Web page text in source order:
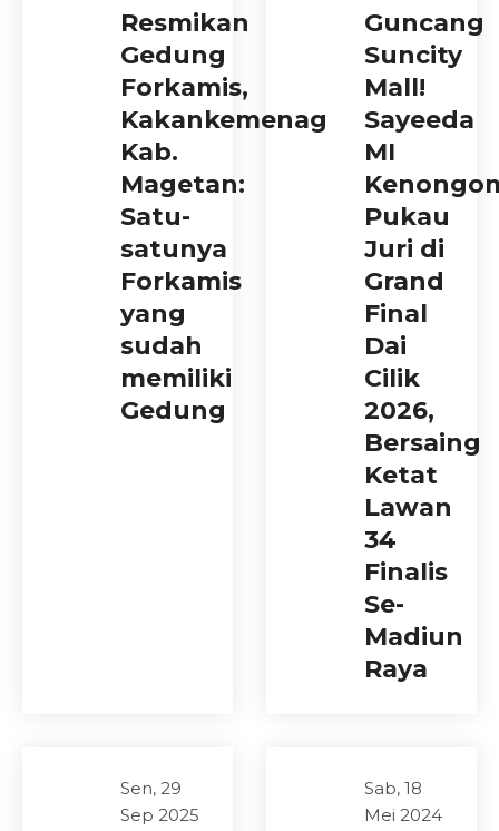
Resmikan
Gedung
Forkamis,
Kakankemenag
Kab.
Magetan:
Satu-
satunya
Forkamis
yang
sudah
memiliki
Gedung
Guncang
Suncity
Mall!
Sayeeda
MI
Pukau
Juri di
Grand
Final
Dai
Cilik
2026,
Bersaing
Ketat
Lawan
34
Finalis
Se-
Madiun
Raya
Sen, 29
Sep 2025
Sab, 18
Mei 2024